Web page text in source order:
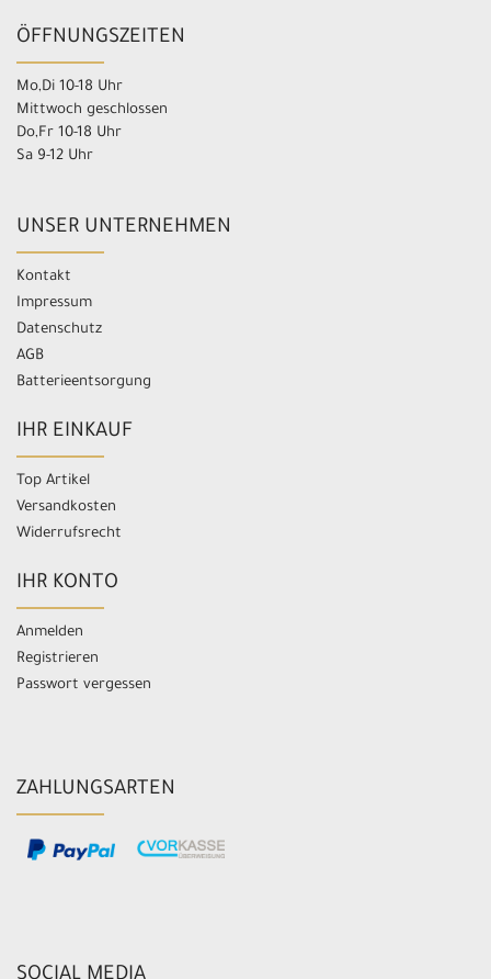
ÖFFNUNGSZEITEN
Mo,Di 10-18 Uhr
Mittwoch geschlossen
Do,Fr 10-18 Uhr
Sa 9-12 Uhr
UNSER UNTERNEHMEN
Kontakt
Impressum
Datenschutz
AGB
Batterieentsorgung
IHR EINKAUF
Top Artikel
Versandkosten
Widerrufsrecht
IHR KONTO
Anmelden
Registrieren
Passwort vergessen
ZAHLUNGSARTEN